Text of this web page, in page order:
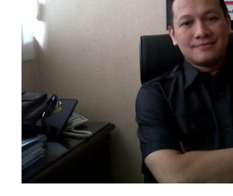
"Kasihan dia sudah tidak punya
kerja sebagai pembantu rumah
agar uang bisa kembali,"ungkapnya.
penarikan uang iuran untuk
dibenarkan oleh Atika Fadhilah
diwawancarai. "Benar, bilangnya
terakh...